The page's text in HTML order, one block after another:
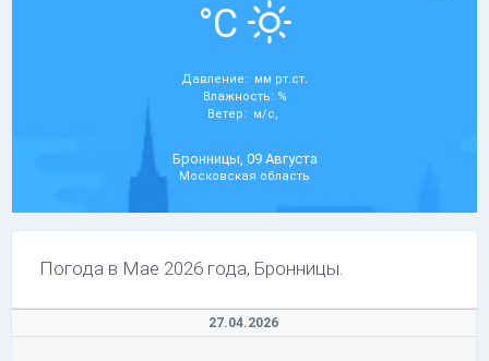
°C
Давление: мм рт.ст.
Влажность: %
Ветер: м/с,
Бронницы, 09 Августа
Московская область
Погода в Мае 2026 года, Бронницы.
27.04.2026